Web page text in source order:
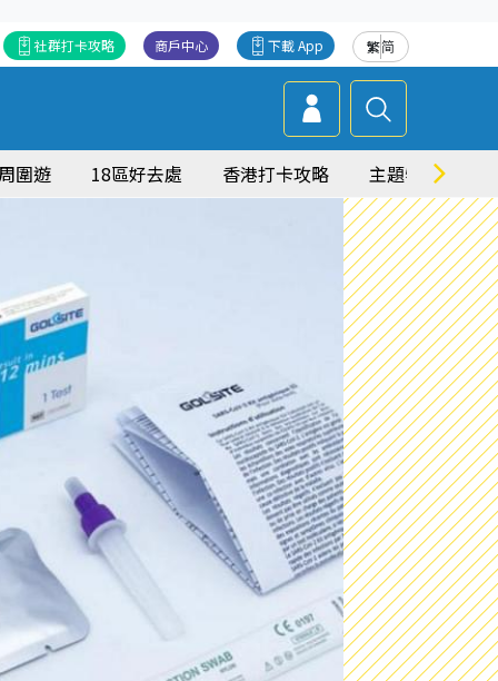
繁简
下載 App
商戶中心
社群打卡攻略
圍遊 18區好去處 香港打卡攻略 主題特集